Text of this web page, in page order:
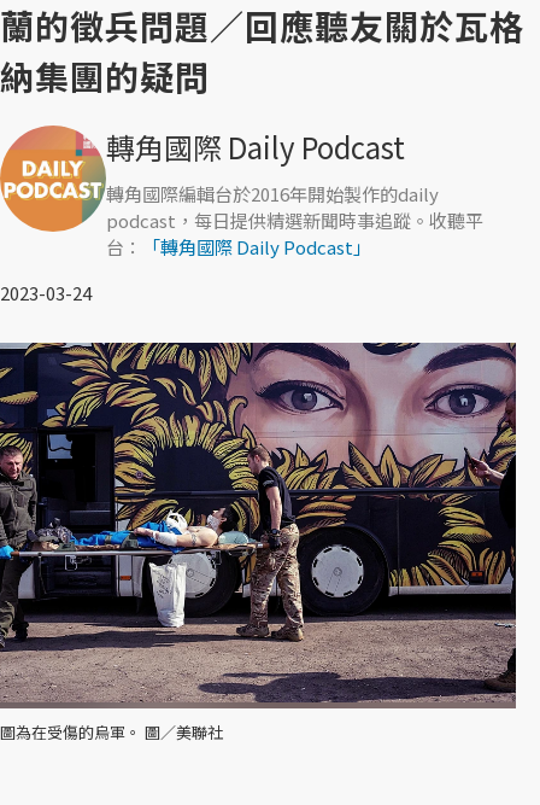
蘭的徵兵問題／回應聽友關於瓦格
納集團的疑問
轉角國際 Daily Podcast
轉角國際編輯台於2016年開始製作的daily
podcast，每日提供精選新聞時事追蹤。收聽平
台：
「轉角國際 Daily Podcast」
2023-03-24
圖為在受傷的烏軍。 圖／美聯社